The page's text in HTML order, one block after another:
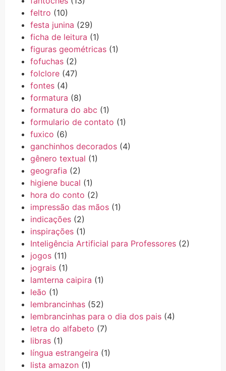
feltro (10)
festa junina (29)
ficha de leitura (1)
figuras geométricas (1)
fofuchas (2)
folclore (47)
fontes (4)
formatura (8)
formatura do abc (1)
formulario de contato (1)
fuxico (6)
ganchinhos decorados (4)
gênero textual (1)
geografia (2)
higiene bucal (1)
hora do conto (2)
impressão das mãos (1)
indicações (2)
inspirações (1)
Inteligência Artificial para Professores (2)
jogos (11)
jograis (1)
lamterna caipira (1)
leão (1)
lembrancinhas (52)
lembrancinhas para o dia dos pais (4)
letra do alfabeto (7)
libras (1)
língua estrangeira (1)
lista amazon (1)